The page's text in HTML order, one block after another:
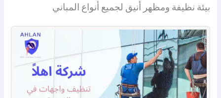
بيئة نظيفة ومظهر أنيق لجميع أنواع المباني